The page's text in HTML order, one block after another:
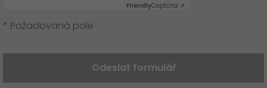
FriendlyCaptcha ⇗
* Požadovaná pole
Odeslat formulář